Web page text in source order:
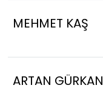
MEHMET KAŞ
ARTAN GÜRKAN